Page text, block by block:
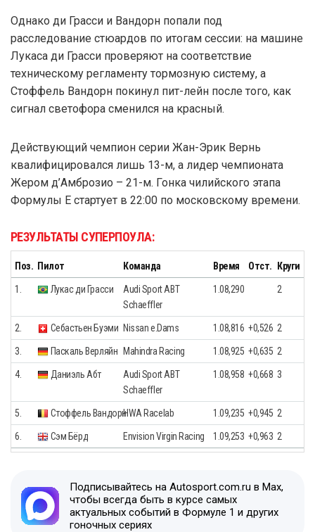
Однако ди Грасси и Вандорн попали под
расследование стюардов по итогам сессии: на машине
Лукаса ди Грасси проверяют на соответствие
техническому регламенту тормозную систему, а
Стоффель Вандорн покинул пит-лейн после того, как
сигнал светофора сменился на красный.
Действующий чемпион серии Жан-Эрик Вернь
квалифицировался лишь 13-м, а лидер чемпионата
Жером д’Амброзио – 21-м. Гонка чилийского этапа
Формулы E стартует в 22:00 по московскому времени.
РЕЗУЛЬТАТЫ СУПЕРПОУЛА:
Поз. Пилот Команда Время Отст. Круги
1. Лукас ди Грасси
Audi Sport ABT
Schaeffler
1.08,290 2
2. Себастьен Буэми Nissan e.Dams 1.08,816 +0,526 2
3. Паскаль Верляйн Mahindra Racing 1.08,925 +0,635 2
4. Даниэль Абт
Audi Sport ABT
Schaeffler
1.08,958 +0,668 3
5. Стоффель ВандорнHWA Racelab 1.09,235 +0,945 2
6. Сэм Бёрд Envision Virgin Racing 1.09,253 +0,963 2
Подписывайтесь на Autosport.com.ru в Max,
чтобы всегда быть в курсе самых
актуальных событий в Формуле 1 и других
гоночных сериях